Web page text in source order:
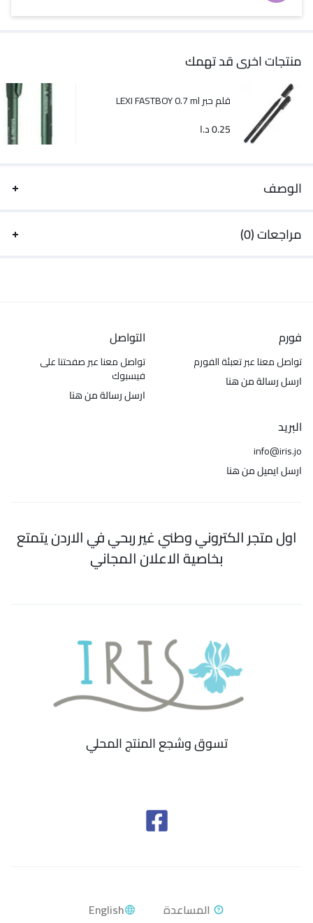
منتجات اخرى قد تهمك
قلم حبر LEXI FASTBOY 0.7 ml
0.25د.ا
الوصف
مراجعات (0)
فورم
تواصل معنا عبر تعبئة الفورم
ارسل رسالة من هنا
التواصل
تواصل معنا عبر صفحتنا على
فيسبوك
ارسل رسالة من هنا
البريد
info@iris.jo
ارسل ايميل من هنا
اول متجر الكتروني وطني غير ربحي في الاردن يتمتع
بخاصية الاعلان المجاني
تسوق وشجع المنتج المحلي
English